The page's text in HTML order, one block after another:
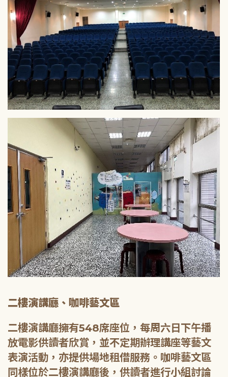
二樓演講廳、咖啡藝文區
二樓演講廳擁有548席座位，每周六日下午播
放電影供讀者欣賞，並不定期辦理講座等藝文
表演活動，亦提供場地租借服務。咖啡藝文區
同樣位於二樓演講廳後，供讀者進行小組討論